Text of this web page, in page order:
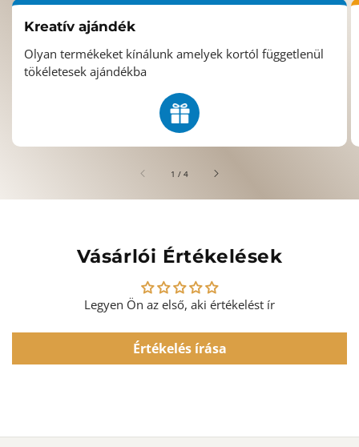
Kreatív ajándék
Olyan termékeket kínálunk amelyek kortól függetlenül
tökéletesek ajándékba
1 / /4
Vásárlói Értékelések
Legyen Ön az első, aki értékelést ír
Értékelés írása